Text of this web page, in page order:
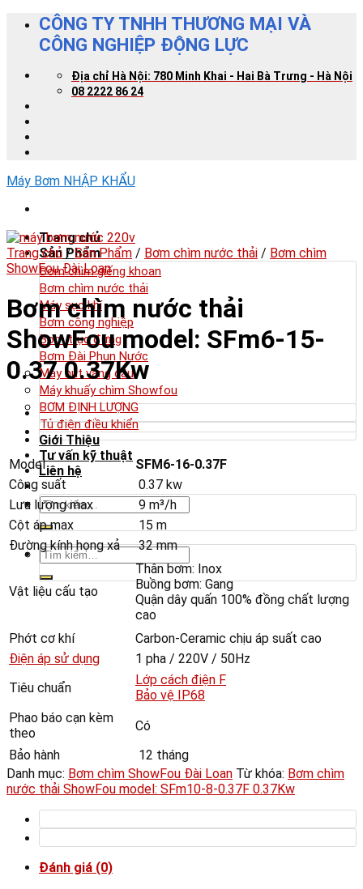
Skip
content
CÔNG TY TNHH THƯƠNG MẠI VÀ
CÔNG NGHIỆP ĐỘNG LỰC
Địa chỉ Hà Nội: 780 Minh Khai - Hai Bà Trưng - Hà Nội
08 2222 86 24
Máy Bơm NHẬP KHẨU
Trang chủ
Sản Phẩm
Bơm chìm giếng khoan
Bơm chìm nước thải
Máy sục khí
Bơm công nghiệp
Bơm trục đứng
Bơm Đài Phun Nước
Máy hút váng dầu
Máy khuấy chìm Showfou
BƠM ĐỊNH LƯỢNG
Tủ điện điều khiển
Giới Thiệu
Tư vấn kỹ thuật
Liên hệ
Tìm
kiếm:
Tìm
Trang chủ / Sản Phẩm / Bơm chìm nước thải / Bơm chìm
ShowFou Đài Loan
Bơm chìm nước thải
ShowFou model: SFm6-15-
0.37 0.37Kw
Model
SFM6-16-0.37F
Công suất
0.37 kw
Lưu lượng max
9 m³/h
Cột áp max
15 m
Đường kính họng xả
32 mm
Vật liệu cấu tạo
Thân bơm: Inox
Buồng bơm: Gang
Quận dây quấn 100% đồng chất lượng
cao
Phớt cơ khí
Carbon-Ceramic chịu áp suất cao
Điện áp sử dụng
1 pha / 220V / 50Hz
Tiêu chuẩn
Lớp cách điện F
Bảo vệ IP68
Phao báo cạn kèm
theo
Có
Bảo hành
12 tháng
Danh mục: Bơm chìm ShowFou Đài Loan Từ khóa: Bơm chìm
nước thải ShowFou model: SFm10-8-0.37F 0.37Kw
Đánh giá (0)